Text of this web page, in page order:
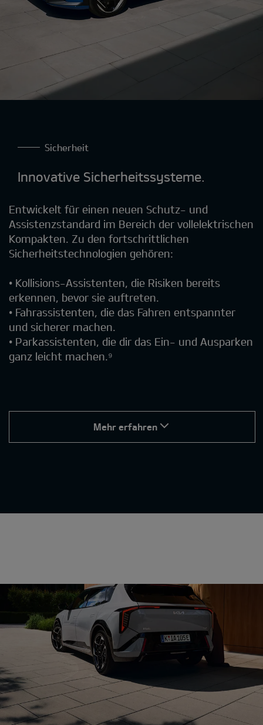
Sicherheit
Innovative Sicherheitssysteme.
Entwickelt für einen neuen Schutz- und
Assistenzstandard im Bereich der vollelektrischen
Kompakten. Zu den fortschrittlichen
Sicherheitstechnologien gehören:
• Kollisions-Assistenten, die Risiken bereits
erkennen, bevor sie auftreten.
• Fahrassistenten, die das Fahren entspannter
und sicherer machen.
• Parkassistenten, die dir das Ein- und Ausparken
ganz leicht machen.⁹
Mehr erfahren
Fahrassistenten
Parkassistenten